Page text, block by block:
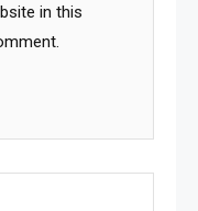
in this